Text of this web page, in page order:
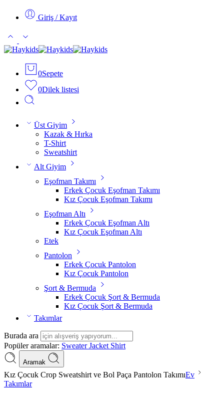
Giriş / Kayıt
0Sepete
0Dilek listesi
Üst Giyim
Kazak & Hırka
T-Shirt
Sweatshirt
Alt Giyim
Eşofman Takımı
Erkek Çocuk Eşofman Takımı
Kız Çocuk Eşofman Takımı
Eşofman Altı
Erkek Çocuk Eşofman Altı
Kız Çocuk Eşofman Altı
Etek
Pantolon
Erkek Çocuk Pantolon
Kız Çocuk Pantolon
Şort & Bermuda
Erkek Çocuk Şort & Bermuda
Kız Çocuk Şort & Bermuda
Takımlar
Burada ara
Popüler aramalar: SweaterJacket Shirt
Aramak
Kız Çocuk Crop Sweatshirt ve Bol Paça Pantolon TakımıEv
Takımlar